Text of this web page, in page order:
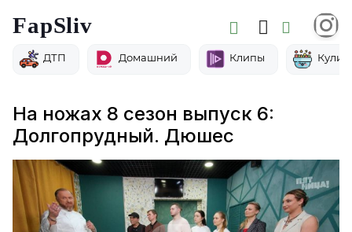
FapSliv
ДТП Домашний Клипы
На ножах 8 сезон выпуск 6:
Долгопрудный. Дюшес